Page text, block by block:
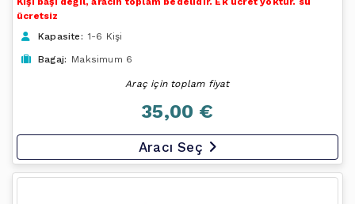
ücretsiz
Kapasite: 1-6 Kişi
Bagaj: Maksimum 6
Araç için toplam fiyat
35,00 €
Aracı Seç